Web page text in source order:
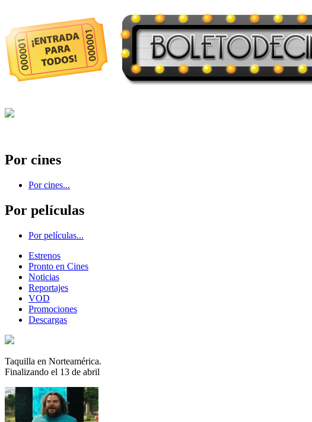
Por cines
Por cines...
Por películas
Por películas...
Estrenos
Pronto en Cines
Noticias
Reportajes
VOD
Promociones
Descargas
Taquilla en Norteamérica.
Finalizando el 13 de abril